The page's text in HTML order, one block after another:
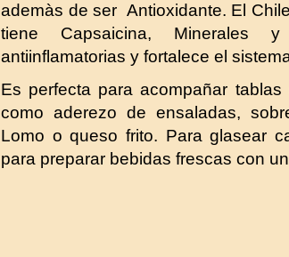
ademàs de ser Antioxidante. El
tiene Capsaicina, Minerales y
antiinflamatorias y fortalece el
Es perfecta para acompañar
como aderezo de ensaladas,
Lomo o queso frito. Para glasear
para preparar bebidas frescas con